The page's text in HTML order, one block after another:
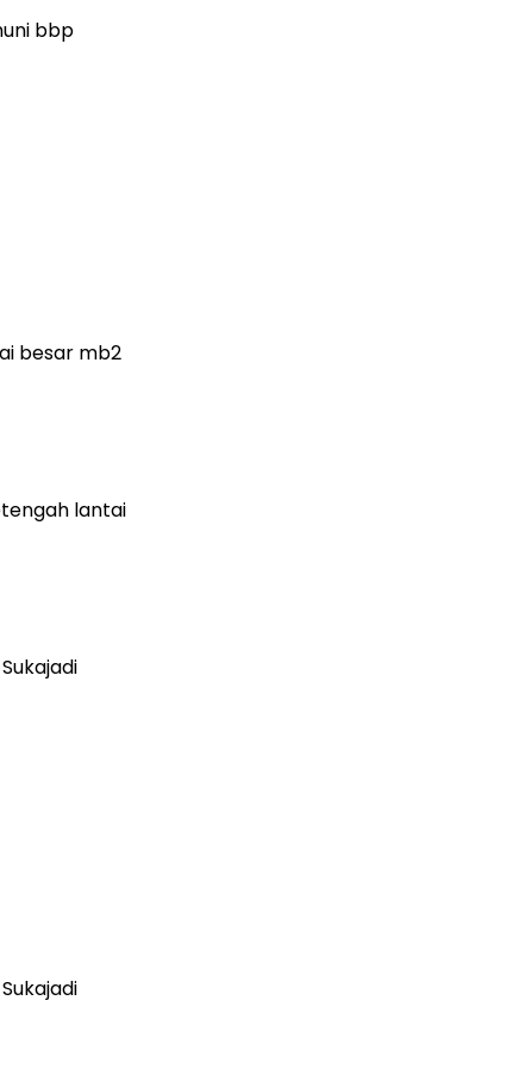
bbp
besar mb2
lantai